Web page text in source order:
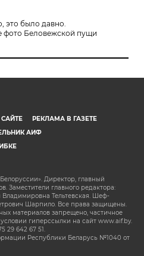
это было давно.
Беловежской пущи
РЕКЛАМА В ГАЗЕТЕ
АИФ
Директор, главный
Заместители главного редактора:
Тельтевская. Шеф-
Шарпило. Все права защищены.
материалов запрещено, частичное
гиперссылки на сайт www.aif.by.
29 642 67 51.
Республики Беларусь №1040 от